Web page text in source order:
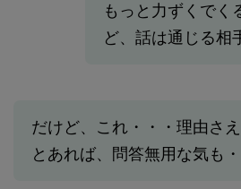
もっと力ずくでく
ど、話は通じる相
だけど、これ・・・理由さ
とあれば、問答無用な気も・